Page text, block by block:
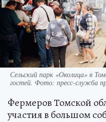
Сельский парк «Околица» в
гостей. Фото: пресс-служба
Фермеров Томской
участия в большом